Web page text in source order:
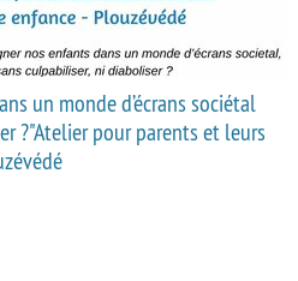
un monde d’écrans sociétal
?"Atelier pour parents et leurs